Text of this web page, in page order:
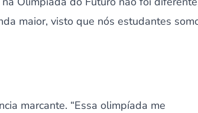
maior, visto que nós estudantes
marcante. “Essa olimpíada me